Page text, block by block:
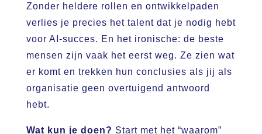
Zonder heldere rollen en ontwikkelpaden
verlies je precies het talent dat je nodig hebt
voor AI-succes. En het ironische: de beste
mensen zijn vaak het eerst weg. Ze zien wat
er komt en trekken hun conclusies als jij als
organisatie geen overtuigend antwoord
hebt.
Wat kun je doen? Start met het “waarom”